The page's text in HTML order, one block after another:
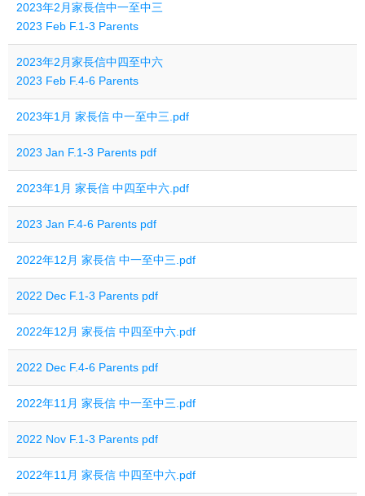
2023年2月家長信中一至中三
2023 Feb F.1-3 Parents
2023年2月家長信中四至中六
2023 Feb F.4-6 Parents
2023年1月 家長信 中一至中三.pdf
2023 Jan F.1-3 Parents pdf
2023年1月 家長信 中四至中六.pdf
2023 Jan F.4-6 Parents pdf
2022年12月 家長信 中一至中三.pdf
2022 Dec F.1-3 Parents pdf
2022年12月 家長信 中四至中六.pdf
2022 Dec F.4-6 Parents pdf
2022年11月 家長信 中一至中三.pdf
2022 Nov F.1-3 Parents pdf
2022年11月 家長信 中四至中六.pdf